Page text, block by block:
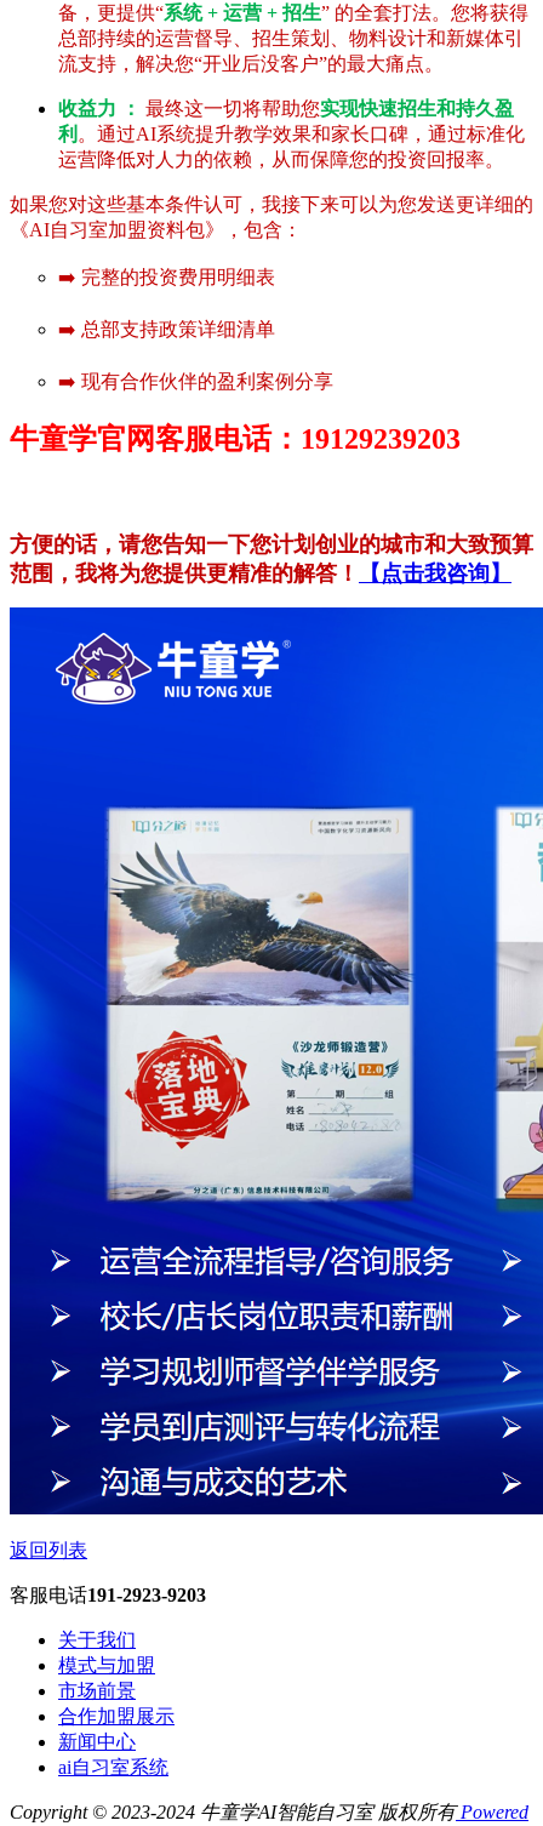
备，更提供“系统 + 运营 + 招生” 的全套打法。您将获得
总部持续的运营督导、招生策划、物料设计和新媒体引
流支持，解决您“开业后没客户”的最大痛点。
收益力 ： 最终这一切将帮助您实现快速招生和持久盈
利 。通过AI系统提升教学效果和家长口碑，通过标准化
运营降低对人力的依赖，从而保障您的投资回报率。
如果您对这些基本条件认可，我接下来可以为您发送更详细的
《AI自习室加盟资料包》，包含：
➡️ 完整的投资费用明细表
➡️ 总部支持政策详细清单
➡️ 现有合作伙伴的盈利案例分享
牛童学官网客服电话：19129239203
方便的话，请您告知一下您计划创业的城市和大致预算
范围，我将为您提供更精准的解答！
【点击我咨询】
返回列表
客服电话191-2923-9203
关于我们
模式与加盟
市场前景
合作加盟展示
新闻中心
ai自习室系统
Copyright © 2023-2024 牛童学AI智能自习室 版权所有Powered